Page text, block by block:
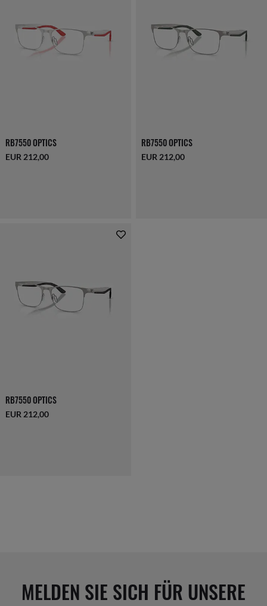
RB7550 OPTICS
EUR 212,00
RB7550 OPTICS
EUR 212,00
RB7550 OPTICS
EUR 212,00
MELDEN SIE SICH FÜR UNSERE